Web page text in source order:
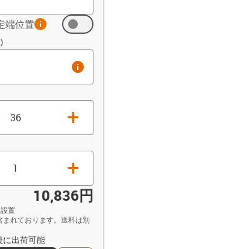
端位置info
info
+
+
10,836円
置
れております。送料は別
に出荷可能